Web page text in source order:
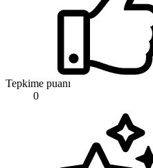
Tepkime puanı
0